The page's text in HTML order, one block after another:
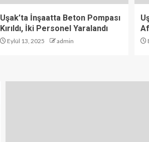
Uşak’ta İnşaatta Beton Pompası
Kırıldı, İki Personel Yaralandı
Eylül 13, 2025 admin